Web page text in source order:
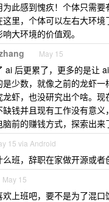
此感到愧疚！个体只需要
这里，个体可以左右大环
大环境的价值观。
May 15
ai 后更累了，更多的是让
是少数，就像之前的龙虾
虾，也没研究出个啥。
钱并且现有工作没有意
脑前的赚钱方式，探索出来
15 via Android
班，辞职在家做开源或者
May 15
上班吧，要不是为了混口